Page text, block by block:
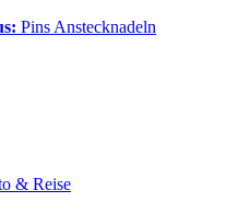
Pins Anstecknadeln
& Reise